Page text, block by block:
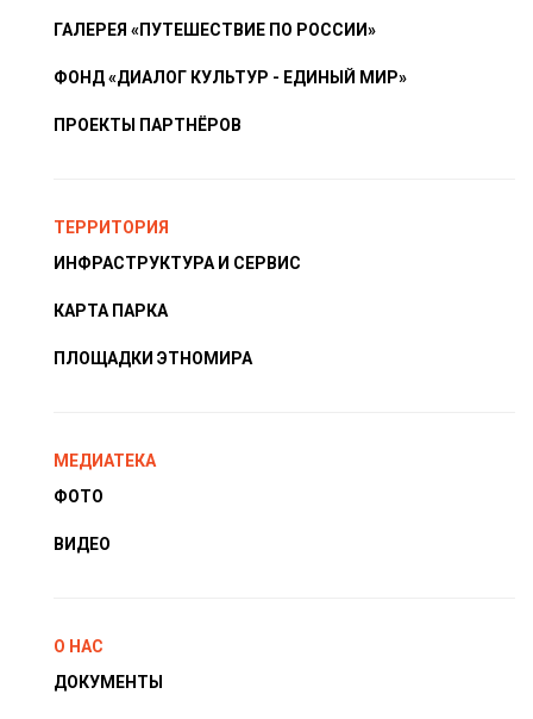
ГАЛЕРЕЯ «ПУТЕШЕСТВИЕ ПО РОССИИ»
ФОНД «ДИАЛОГ КУЛЬТУР - ЕДИНЫЙ МИР»
ПРОЕКТЫ ПАРТНЁРОВ
ТЕРРИТОРИЯ
ИНФРАСТРУКТУРА И СЕРВИС
КАРТА ПАРКА
ПЛОЩАДКИ ЭТНОМИРА
МЕДИАТЕКА
ФОТО
ВИДЕО
О НАС
ДОКУМЕНТЫ